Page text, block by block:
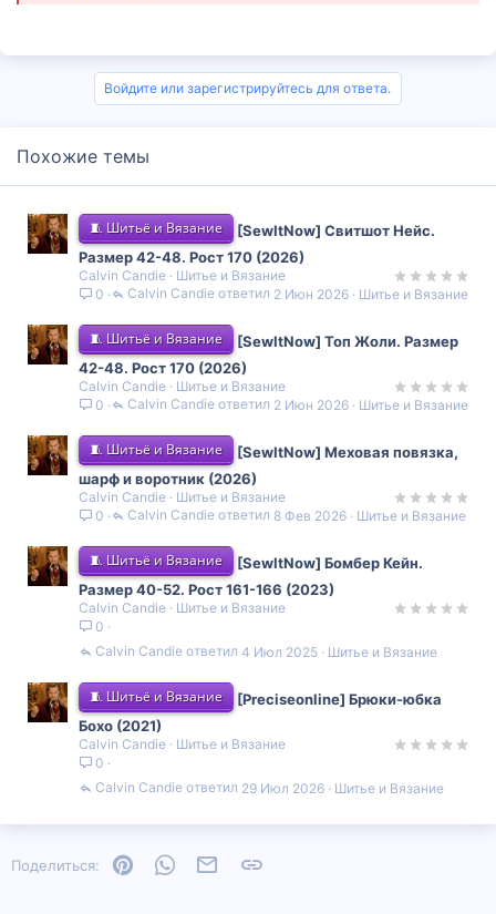
Войдите или зарегистрируйтесь для ответа.
Похожие темы
🧵 Шитьё и Вязание
[SewItNow] Свитшот Нейс.
Размер 42-48. Рост 170 (2026)
Calvin Candie
Шитье и Вязание
0
Шитье и Вязание
2 Июн 2026
Calvin Candie
🧵 Шитьё и Вязание
[SewItNow] Топ Жоли. Размер
42-48. Рост 170 (2026)
Calvin Candie
Шитье и Вязание
0
Шитье и Вязание
2 Июн 2026
Calvin Candie
🧵 Шитьё и Вязание
[SewItNow] Меховая повязка,
шарф и воротник (2026)
Calvin Candie
Шитье и Вязание
0
Шитье и Вязание
8 Фев 2026
Calvin Candie
🧵 Шитьё и Вязание
[SewItNow] Бомбер Кейн.
Размер 40-52. Рост 161-166 (2023)
Calvin Candie
Шитье и Вязание
0
Шитье и Вязание
4 Июл 2025
Calvin Candie
🧵 Шитьё и Вязание
[Preciseonline] Брюки-юбка
Бохо (2021)
Calvin Candie
Шитье и Вязание
0
Шитье и Вязание
29 Июл 2026
Calvin Candie
Поделиться: PinterestWhatsAppЭлектронная почта